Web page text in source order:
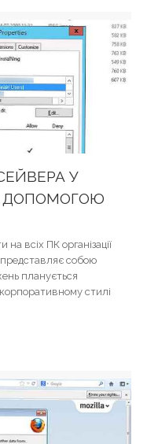
У
ДОПОМОГОЮ
всіх ПК організації
собою
планується
стилі